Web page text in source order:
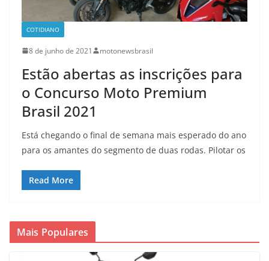
COTIDIANO
8 de junho de 2021 motonewsbrasil
Estão abertas as inscrições para
o Concurso Moto Premium
Brasil 2021
Está chegando o final de semana mais esperado do ano
para os amantes do segmento de duas rodas. Pilotar os
Read More
Mais Populares